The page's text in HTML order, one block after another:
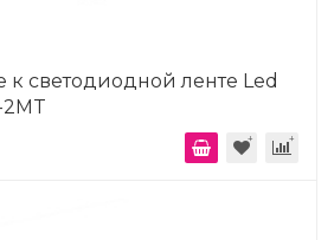
светодиодной ленте Led